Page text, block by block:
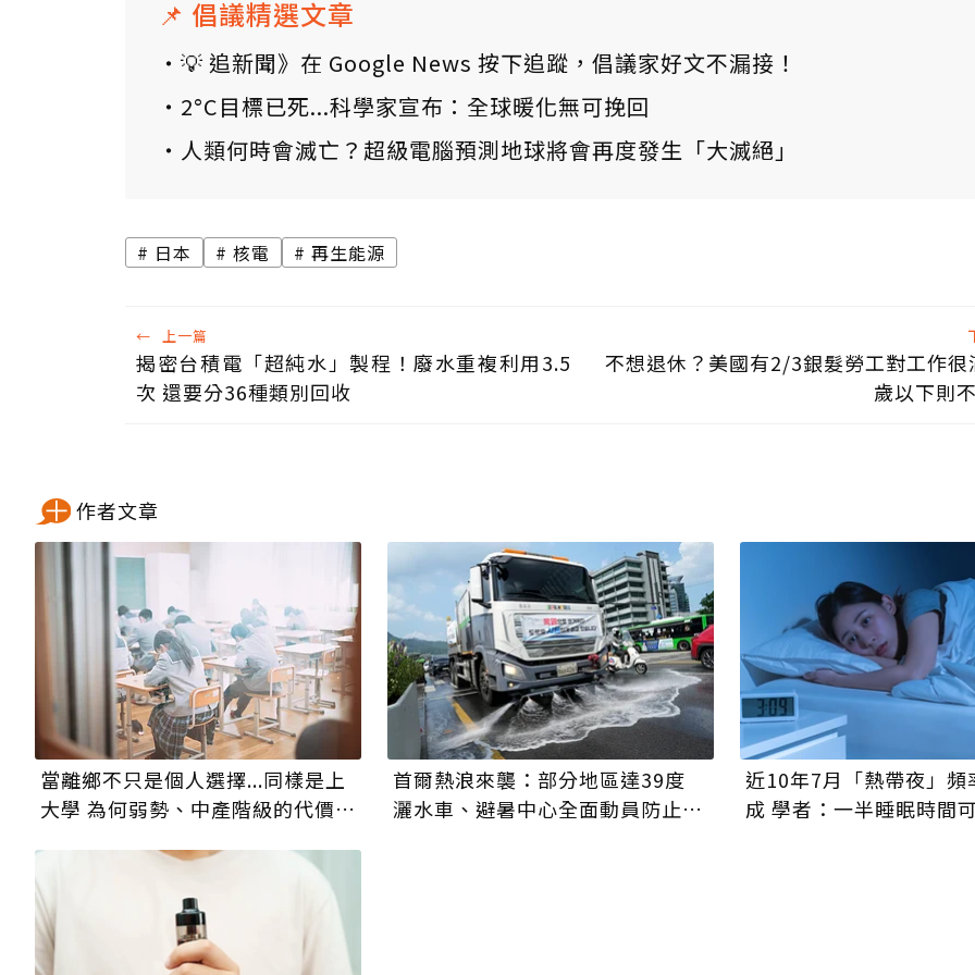
📌 倡議精選文章
💡 追新聞》在 Google News 按下追蹤，倡議家好文不漏接！
2°C目標已死...科學家宣布：全球暖化無可挽回
人類何時會滅亡？超級電腦預測地球將會再度發生「大滅絕」
日本 核電 再生能源
← 上一篇
揭密台積電「超純水」製程！廢水重複利用3.5
次 還要分36種類別回收
不想退休？美國有2/3銀髮勞工對工作很
歲以下則
作者文章
當離鄉不只是個人選擇...同樣是上
大學 為何弱勢、中產階級的代價截
首爾熱浪來襲：部分地區達39度
灑水車、避暑中心全面動員防止熱
近10年7月「熱帶夜」頻
成 學者：一半睡眠時間